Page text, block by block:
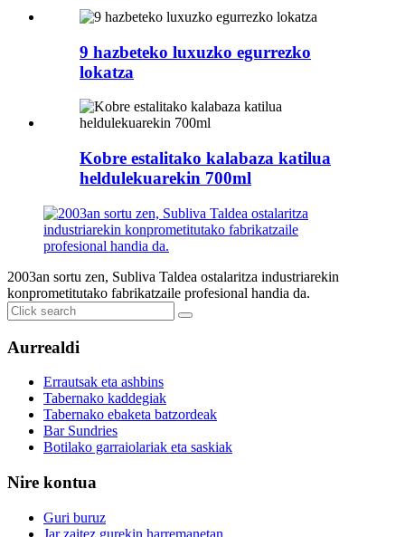
9 hazbeteko luxuzko egurrezko
lokatza
Kobre estalitako kalabaza katilua
heldulekuarekin 700ml
2003an sortu zen, Subliva Taldea ostalaritza industriarekin
konprometitutako fabrikatzaile profesional handia da.
Aurrealdi
Errautsak eta ashbins
Tabernako kaddegiak
Tabernako ebaketa batzordeak
Bar Sundries
Botilako garraiolariak eta saskiak
Nire kontua
Guri buruz
Jar zaitez gurekin harremanetan